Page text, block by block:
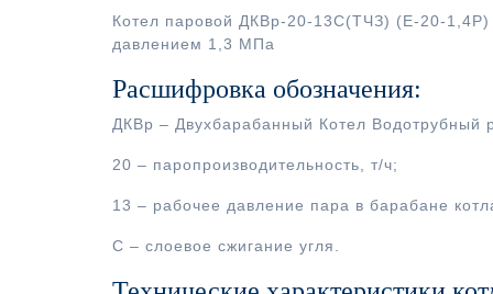
Котел паровой ДКВр-20-13С(ТЧЗ) (Е-20-1,4Р)
давлением 1,3 МПа
Расшифровка обозначения:
ДКВр – Двухбарабанный Котел Водотрубный
20 – паропроизводительность, т/ч;
13 – рабочее давление пара в барабане
С – слоевое сжигание угля.